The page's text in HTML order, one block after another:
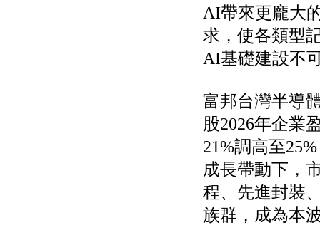
AI帶來更龐大
求，使各類型
AI基礎建設不
富邦台灣半導
股2026年企業
21%調高至
成長帶動下，
程、先進封裝
族群，成為本